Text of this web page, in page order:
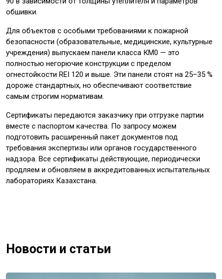
обшивки.
Для объектов с особыми требованиями к пожарной
безопасности (образовательные, медицинские, культурные
учреждения) выпускаем панели класса КМ0 — это
полностью негорючие конструкции с пределом
огнестойкости REI 120 и выше. Эти панели стоят на 25–35 %
дороже стандартных, но обеспечивают соответствие
самым строгим нормативам.
Сертификаты передаются заказчику при отгрузке партии
вместе с паспортом качества. По запросу можем
подготовить расширенный пакет документов под
требования экспертизы или органов государственного
надзора. Все сертификаты действующие, периодически
продляем и обновляем в аккредитованных испытательных
лабораториях Казахстана.
Новости и статьи